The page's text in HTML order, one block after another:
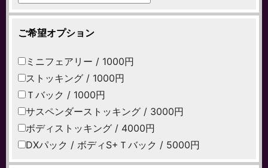
ご希望オプション
ミニフェアリー / 1000円
ストッキング / 1000円
Ｔバック / 1000円
サスペンダーストッキング / 3000円
ボディストッキング / 4000円
DXパック / ボディS+Ｔバック / 5000円